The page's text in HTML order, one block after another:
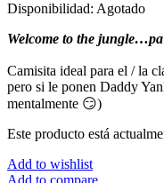
Disponibilidad: Agotado
Welcome to the
Camisita ideal para el / la
pero si le ponen Daddy
mentalmente 😏)
Este producto está
Add to wishlist